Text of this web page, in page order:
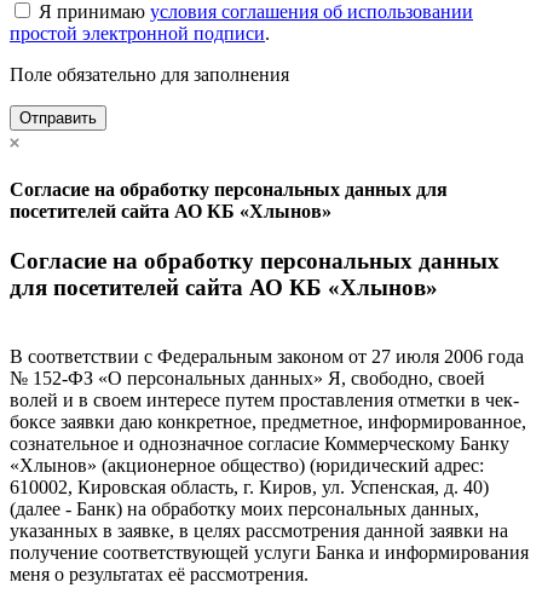
Я принимаю условия соглашения об использовании
простой электронной подписи.
Поле обязательно для заполнения
Отправить
Согласие на обработку персональных данных для
посетителей сайта АО КБ «Хлынов»
Согласие на обработку персональных данных
для посетителей сайта АО КБ «Хлынов»
В соответствии с Федеральным законом от 27 июля 2006 года
№ 152-ФЗ «О персональных данных» Я, свободно, своей
волей и в своем интересе путем проставления отметки в чек-
боксе заявки даю конкретное, предметное, информированное,
сознательное и однозначное согласие Коммерческому Банку
«Хлынов» (акционерное общество) (юридический адрес:
610002, Кировская область, г. Киров, ул. Успенская, д. 40)
(далее - Банк) на обработку моих персональных данных,
указанных в заявке, в целях рассмотрения данной заявки на
получение соответствующей услуги Банка и информирования
меня о результатах её рассмотрения.